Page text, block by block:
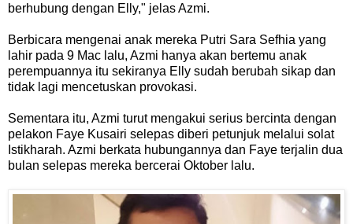
berhubung dengan Elly," jelas Azmi.
Berbicara mengenai anak mereka Putri Sara Sefhia yang
lahir pada 9 Mac lalu, Azmi hanya akan bertemu anak
perempuannya itu sekiranya Elly sudah berubah sikap dan
tidak lagi mencetuskan provokasi.
Sementara itu, Azmi turut mengakui serius bercinta dengan
pelakon Faye Kusairi selepas diberi petunjuk melalui solat
Istikharah. Azmi berkata hubungannya dan Faye terjalin dua
bulan selepas mereka bercerai Oktober lalu.